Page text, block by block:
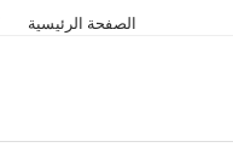
الصفحة الرئيسية